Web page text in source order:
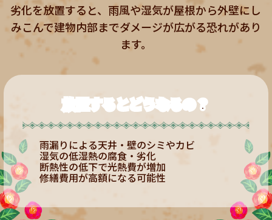
劣化を放置すると、雨風や湿気が屋根から外壁にし
みこんで建物内部までダメージが広がる恐れがあり
ます。
放置するとどうなるの？
雨漏りによる天井・壁のシミやカビ
湿気の低湿熱の腐食・劣化
断熱性の低下で光熱費が増加
修繕費用が高額になる可能性